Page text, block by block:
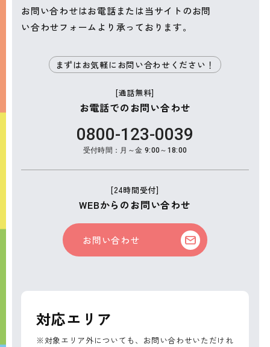
お問い合わせはお電話または当サイトのお問
い合わせフォームより承っております。
まずはお気軽にお問い合わせください！
[通話無料]
お電話でのお問い合わせ
0800-123-0039
受付時間：月～金 9:00～18:00
[24時間受付]
WEBからのお問い合わせ
お問い合わせ
対応エリア
※対象エリア外についても、お問い合わせいただけれ